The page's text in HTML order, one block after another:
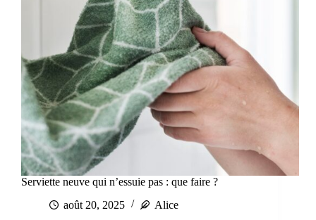
Serviette neuve qui n’essuie pas : que faire ?
août 20, 2025
Alice